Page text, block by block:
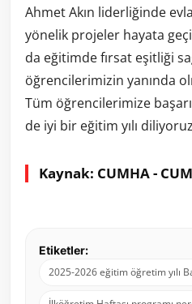
Ahmet Akın liderliğinde
yönelik projeler hayata
da eğitimde fırsat eşitliği
öğrencilerimizin yanında
Tüm öğrencilerimize
de iyi bir eğitim yılı
Kaynak: CUMHA -
Etiketler:
2025-2026 eğitim öğretim yılı